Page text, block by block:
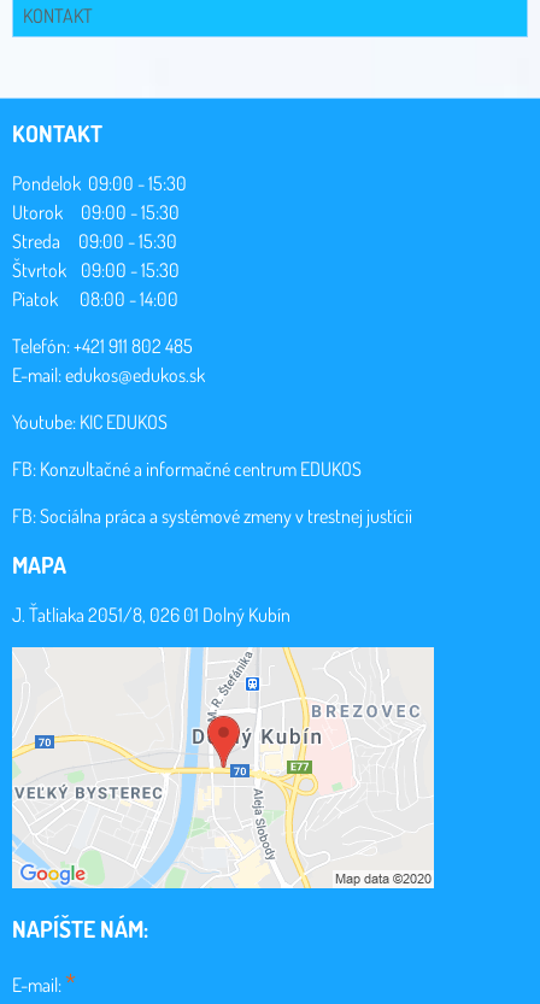
KONTAKT
KONTAKT
Pondelok 09:00 - 15:30
Utorok 09:00 - 15:30
Streda 09:00 - 15:30
Štvrtok 09:00 - 15:30
Piatok 08:00 - 14:00
Telefón: +421 911 802 485
E-mail:edukos@edukos.sk
Youtube: KIC EDUKOS
FB: Konzultačné a informačné centrum EDUKOS
FB:Sociálna práca a systémové zmeny v trestnej justícii
MAPA
J. Ťatliaka 2051/8, 026 01 Dolný Kubín
NAPÍŠTE NÁM:
E-mail:*